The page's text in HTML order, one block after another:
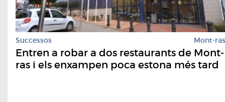
Successos Mont-ras
Entren a robar a dos restaurants de Mont-
ras i els enxampen poca estona més tard